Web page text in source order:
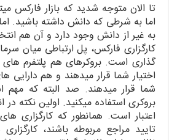
تا الان متوجه شدید که بازار فارکس
اما به شرطی که دانش داشته باشید.
به غیر از دانش وجود دارد و آن هم
کارگزاری فارکس، پل ارتباطی میان
گذاری است. بروکرهای هم پلتفرم های
اختیار شما قرار میدهند و هم دارایی
شما قرار میدهند. صد البته که
بروکری استفاده میکنید. اولین نکته
اعتبار است. همانطور که کارگزاری
تایید مراجع مربوطه باشند،